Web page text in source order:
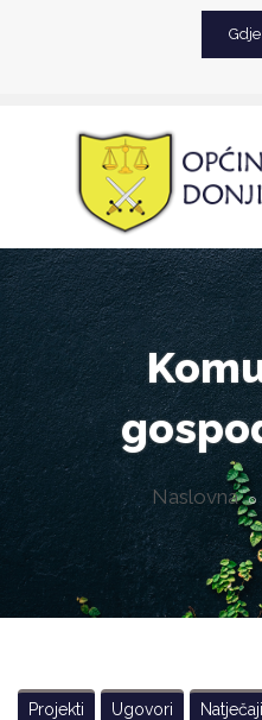
Naslovna
Projekti Ugovori Natječaji